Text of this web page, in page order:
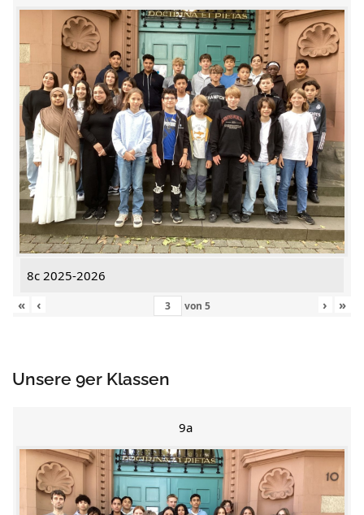
8c 2025-2026
«
‹ von 5 › »
Unsere 9er Klassen
9a